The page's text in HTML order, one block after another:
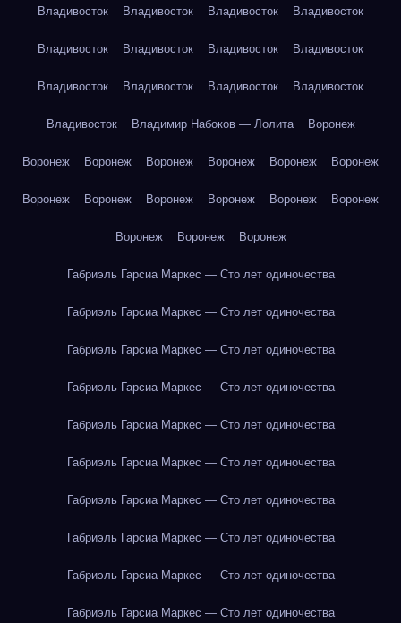
Владивосток Владивосток Владивосток Владивосток
Владивосток Владивосток Владивосток Владивосток
Владивосток Владивосток Владивосток Владивосток
Владивосток Владимир Набоков — Лолита Воронеж
Воронеж Воронеж Воронеж Воронеж Воронеж Воронеж
Воронеж Воронеж Воронеж Воронеж Воронеж Воронеж
Воронеж Воронеж Воронеж
Габриэль Гарсиа Маркес — Сто лет одиночества
Габриэль Гарсиа Маркес — Сто лет одиночества
Габриэль Гарсиа Маркес — Сто лет одиночества
Габриэль Гарсиа Маркес — Сто лет одиночества
Габриэль Гарсиа Маркес — Сто лет одиночества
Габриэль Гарсиа Маркес — Сто лет одиночества
Габриэль Гарсиа Маркес — Сто лет одиночества
Габриэль Гарсиа Маркес — Сто лет одиночества
Габриэль Гарсиа Маркес — Сто лет одиночества
Габриэль Гарсиа Маркес — Сто лет одиночества